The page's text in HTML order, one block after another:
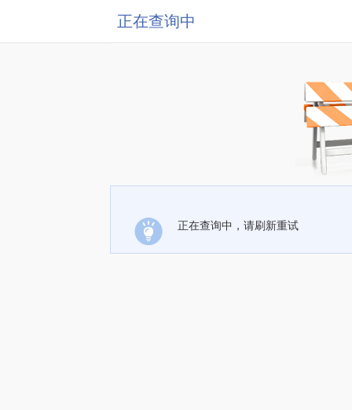
正在查询中
正在查询中，请刷新重试